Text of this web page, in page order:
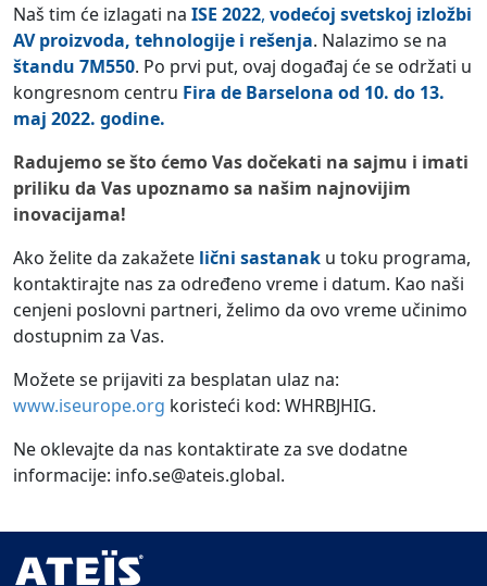
Naš tim će izlagati na ISE 2022, vodećoj svetskoj izložbi
AV proizvoda, tehnologije i rešenja. Nalazimo se na
štandu 7M550. Po prvi put, ovaj događaj će se održati u
kongresnom centru Fira de Barselona od 10. do 13.
maj 2022. godine.
Radujemo se što ćemo Vas dočekati na sajmu i imati
priliku da Vas upoznamo sa našim najnovijim
inovacijama!
Ako želite da zakažete lični sastanak u toku programa,
kontaktirajte nas za određeno vreme i datum. Kao naši
cenjeni poslovni partneri, želimo da ovo vreme učinimo
dostupnim za Vas.
Možete se prijaviti za besplatan ulaz na:
www.iseurope.org koristeći kod: WHRBJHIG.
Ne oklevajte da nas kontaktirate za sve dodatne
informacije: info.se@ateis.global.